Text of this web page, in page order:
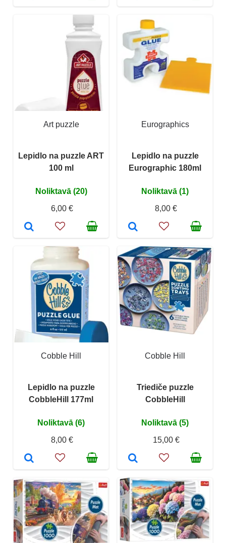
Art puzzle
Lepidlo na puzzle ART
100 ml
Noliktavā (20)
6,00 €
Eurographics
Lepidlo na puzzle
Eurographic 180ml
Noliktavā (1)
8,00 €
Cobble Hill
Lepidlo na puzzle
CobbleHill 177ml
Noliktavā (6)
8,00 €
Cobble Hill
Triediče puzzle
CobbleHill
Noliktavā (5)
15,00 €